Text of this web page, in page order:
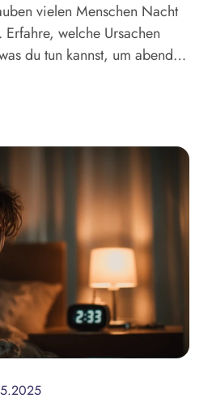
vielen Menschen Nacht
welche Ursachen
du tun kannst, um abends